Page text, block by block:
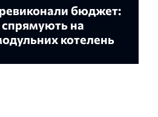
бюджет:
на
котелень